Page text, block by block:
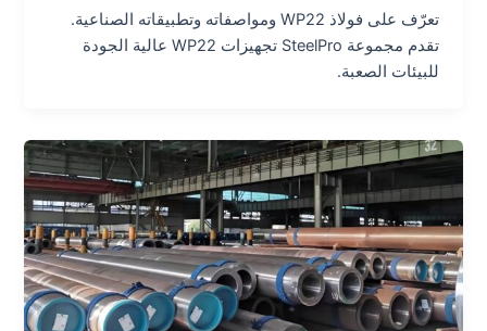
تعرّف على فولاذ WP22 ومواصفاته وتطبيقاته الصناعية.
تقدم مجموعة SteelPro تجهيزات WP22 عالية الجودة
للبيئات الصعبة.